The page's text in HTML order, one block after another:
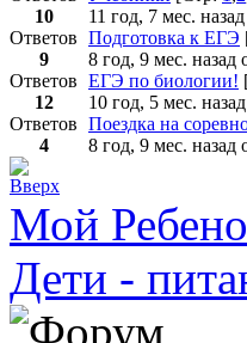
10
11 год, 7 мес. назад
Ответов
9
Подготовка к ЕГЭ
8 год, 9 мес. назад
Ответов
12
ЕГЭ по биологии!
10 год, 5 мес. назад
Ответов
4
Поездка на
8 год, 9 мес. назад
Мой
Дети -